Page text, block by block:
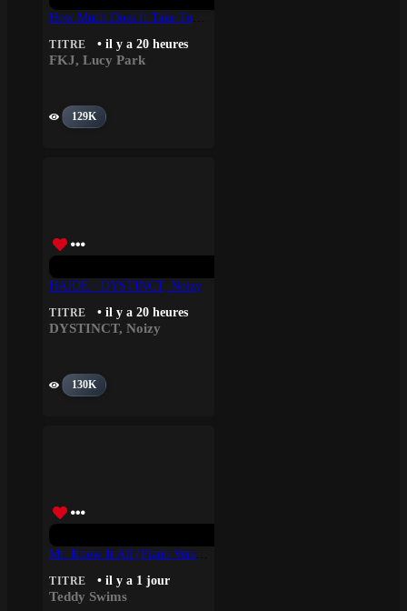
TITRE • il y a 20 heures
FKJ, Lucy Park
129K
HAJDE · DYSTINCT, Noizy
TITRE • il y a 20 heures
DYSTINCT, Noizy
130K
TITRE • il y a 1 jour
Teddy Swims